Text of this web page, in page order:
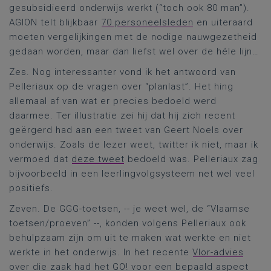
gesubsidieerd onderwijs werkt (“toch ook 80 man”).
AGION telt blijkbaar 70 personeelsleden en uiteraard
moeten vergelijkingen met de nodige nauwgezetheid
gedaan worden, maar dan liefst wel over de héle lijn…
Zes. Nog interessanter vond ik het antwoord van
Pelleriaux op de vragen over “planlast”. Het hing
allemaal af van wat er precies bedoeld werd
daarmee. Ter illustratie zei hij dat hij zich recent
geërgerd had aan een tweet van Geert Noels over
onderwijs. Zoals de lezer weet, twitter ik niet, maar ik
vermoed dat deze tweet bedoeld was. Pelleriaux zag
bijvoorbeeld in een leerlingvolgsysteem net wel veel
positiefs.
Zeven. De GGG-toetsen, -- je weet wel, de “Vlaamse
toetsen/proeven” --, konden volgens Pelleriaux ook
behulpzaam zijn om uit te maken wat werkte en niet
werkte in het onderwijs. In het recente Vlor-advies
over die zaak had het GO! voor een bepaald aspect